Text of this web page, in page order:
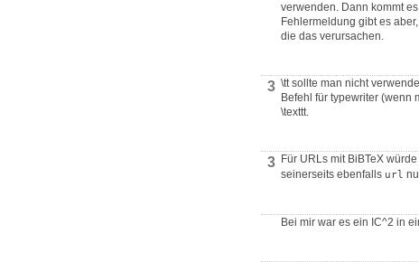
verwenden. Dann kommt
Fehlermeldung gibt es
die das verursachen.
3 \tt sollte man nicht
Befehl für typewriter (wenn
\texttt.
3 Für URLs mit BiBTeX
seinerseits ebenfalls url
Bei mir war es ein IC^2 in